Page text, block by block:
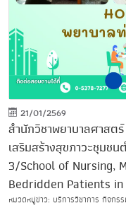
21/01/2569
สำนักวิชาพยาบาลศาส
เสริมสร้างสุขภาวะชุมช
3/School of Nursing,
Bedridden Patients
หมวดหมู่ข่าว: บริการวิชาการ กิจกร